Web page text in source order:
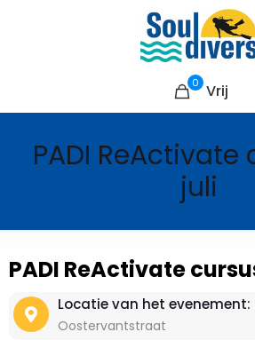
0 Vrij
PADI ReActivate
juli
PADI ReActivate
Locatie van het evenement:
Oostervantstraat